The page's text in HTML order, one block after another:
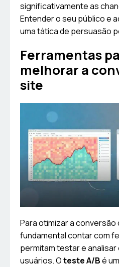
significativamente as
Entender o seu público e
uma tática de persuasão
Ferramentas
melhorar a
site
Para otimizar a conversão
fundamental contar com
permitam testar e
usuários. Oteste A/Bé